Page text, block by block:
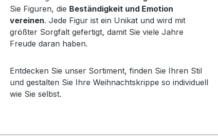
Sie Figuren, die Beständigkeit und Emotion
vereinen. Jede Figur ist ein Unikat und wird mit
größter Sorgfalt gefertigt, damit Sie viele Jahre
Freude daran haben.
Entdecken Sie unser Sortiment, finden Sie Ihren Stil
und gestalten Sie Ihre Weihnachtskrippe so individuell
wie Sie selbst.